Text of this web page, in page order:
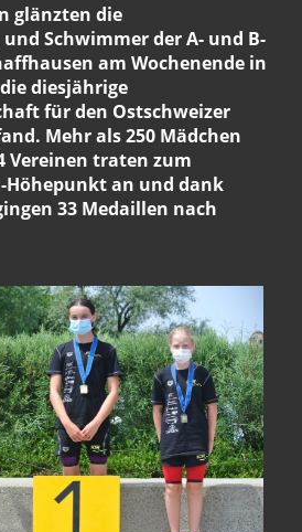
glänzten die
Schwimmer der A- und B-
am Wochenende in
diesjährige
für den Ostschweizer
Mehr als 250 Mädchen
Vereinen traten zum
Höhepunkt an und dank
33 Medaillen nach